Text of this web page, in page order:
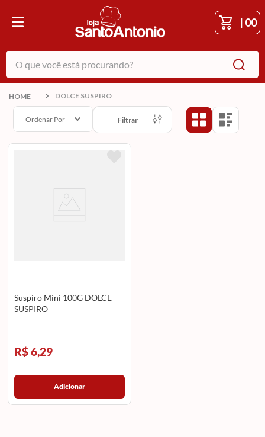
00
O que você está procurando?
DOLCE SUSPIRO
Ordenar Por Filtrar
Suspiro Mini 100G DOLCE
SUSPIRO
R$ 6,29
Adicionar